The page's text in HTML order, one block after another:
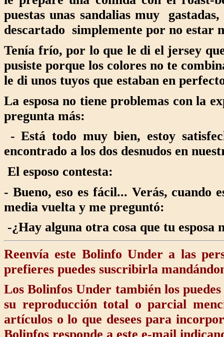
puestas unas sandalias muy
descartado simplemente por no estar
Tenía frío, por lo que le di el jersey
pusiste porque los colores no te
le di unos tuyos que estaban en
La esposa no tiene problemas con la
pregunta más:
- Está todo muy bien, estoy
encontrado a los dos desnudos en
El esposo contesta:
- Bueno, eso es fácil... Verás, cuando
media vuelta y me preguntó:
-¿Hay alguna otra cosa que tu esposa
Reenvía este Bolinfo Under a las
prefieres puedes suscribirla
Los Bolinfos Under también los puedes
su reproducción total o parcial
artículos o lo que desees para